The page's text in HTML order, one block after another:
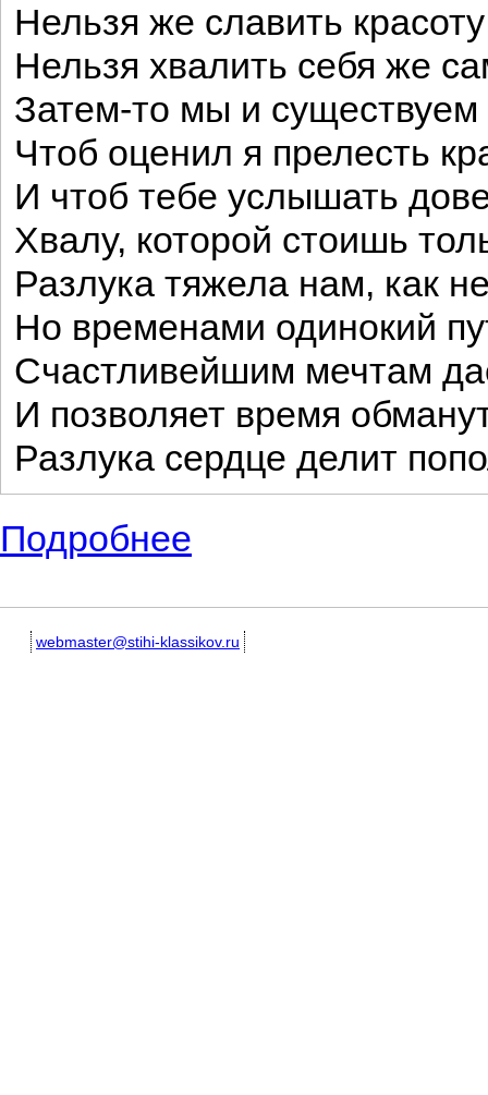
Нельзя же славить
Нельзя хвалить себя же
Затем-то мы и существуем
Чтоб оценил я прелесть
И чтоб тебе услышать
Хвалу, которой стоишь
Разлука тяжела нам, как
Но временами одинокий
Счастливейшим мечтам
И позволяет время
Разлука сердце делит
Подробнее
webmaster@stihi-klassikov.ru